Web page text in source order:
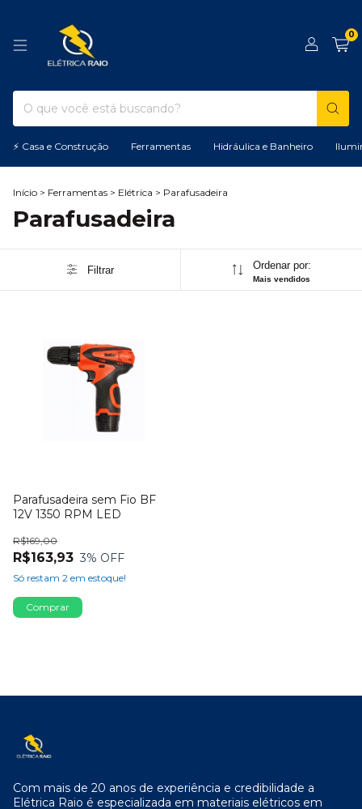
0
⚡ Casa e Construção Ferramentas Hidráulica e Banheiro
Início > Ferramentas > Elétrica > Parafusadeira
Parafusadeira
Filtrar Ordenar por:
Mais vendidos
Parafusadeira sem Fio BF
12V 1350 RPM LED
R$163,93
R$169,00
3% OFF
Só restam 2 em estoque!
Com mais de 20 anos de experiência e credibilidade a
Elétrica Raio é especializada em materiais elétricos em